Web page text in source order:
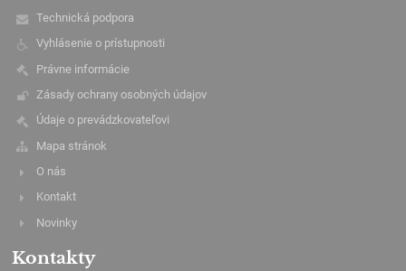
Technická podpora
Vyhlásenie o prístupnosti
Právne informácie
Zásady ochrany osobných údajov
Údaje o prevádzkovateľovi
Mapa stránok
O nás
Kontakt
Novinky
Kontakty